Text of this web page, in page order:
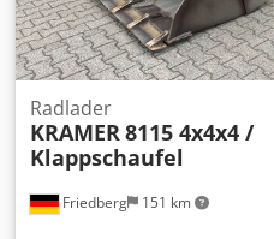
gebrauchtes Fahrzeug in
uns im Hause möglich.
sprechen: Deutsch, English,
Russisch, Bulgarisch. ----.
Friedberg 151 km
Radlader
KRAMER8115 4x4x4 /
Klappschaufel